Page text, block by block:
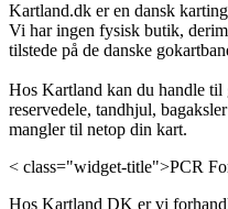
Kartland.dk er en dansk
Vi har ingen fysisk butik,
tilstede på de danske
Hos Kartland kan du handle
reservedele, tandhjul,
mangler til netop din kart.
< class="widget-title">PCR
Hos Kartland DK er vi